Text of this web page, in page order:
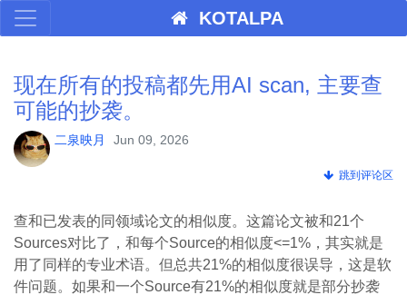
KOTALPA
现在所有的投稿都先用AI scan, 主要查
可能的抄袭。
二泉映月 Jun 09, 2026
跳到评论区
查和已发表的同领域论文的相似度。这篇论文被和21个
Sources对比了，和每个Source的相似度<=1%，其实就是
用了同样的专业术语。但总共21%的相似度很误导，这是软
件问题。如果和一个Source有21%的相似度就是部分抄袭